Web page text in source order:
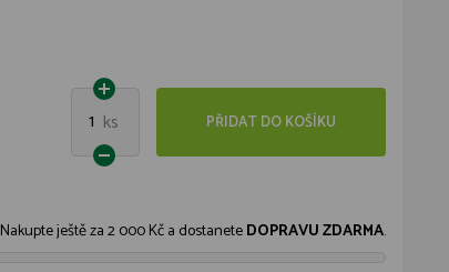
1 ks PŘIDAT DO KOŠÍKU
Nakupte ještě za2 000 Kča dostaneteDOPRAVU ZDARMA.